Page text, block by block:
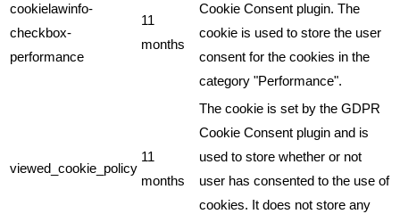
cookielawinfo-
checkbox-
performance
11
months
Cookie Consent plugin. The
cookie is used to store the user
consent for the cookies in the
category "Performance".
viewed_cookie_policy
11
months
The cookie is set by the GDPR
Cookie Consent plugin and is
used to store whether or not
user has consented to the use of
cookies. It does not store any